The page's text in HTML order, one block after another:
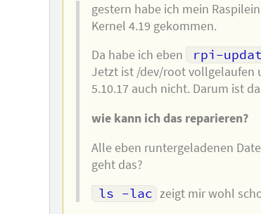
gestern habe ich mein
Kernel 4.19 gekommen.
Da habe ich eben
rpi-
Jetzt ist /dev/root vollgelaufen
5.10.17 auch nicht. Darum ist
wie kann ich das reparieren?
Alle eben runtergeladenen
geht das?
ls -lac zeigt mir wohl